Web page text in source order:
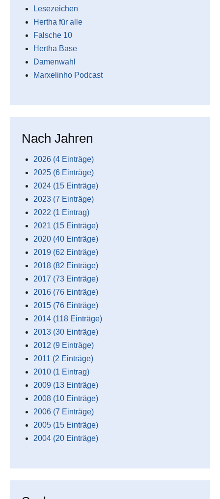
Lesezeichen
Hertha für alle
Falsche 10
Hertha Base
Damenwahl
Marxelinho Podcast
Nach Jahren
2026 (4 Einträge)
2025 (6 Einträge)
2024 (15 Einträge)
2023 (7 Einträge)
2022 (1 Eintrag)
2021 (15 Einträge)
2020 (40 Einträge)
2019 (62 Einträge)
2018 (82 Einträge)
2017 (73 Einträge)
2016 (76 Einträge)
2015 (76 Einträge)
2014 (118 Einträge)
2013 (30 Einträge)
2012 (9 Einträge)
2011 (2 Einträge)
2010 (1 Eintrag)
2009 (13 Einträge)
2008 (10 Einträge)
2006 (7 Einträge)
2005 (15 Einträge)
2004 (20 Einträge)